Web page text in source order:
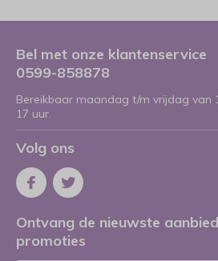
Bel met onze klantenservice
0599-858878
Bereikbaar maandag t/m vrijdag van
17 uur.
Volg ons
Ontvang de nieuwste
promoties